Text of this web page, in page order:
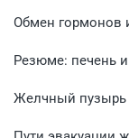
Обмен гормонов
Резюме: печень
Желчный пузырь